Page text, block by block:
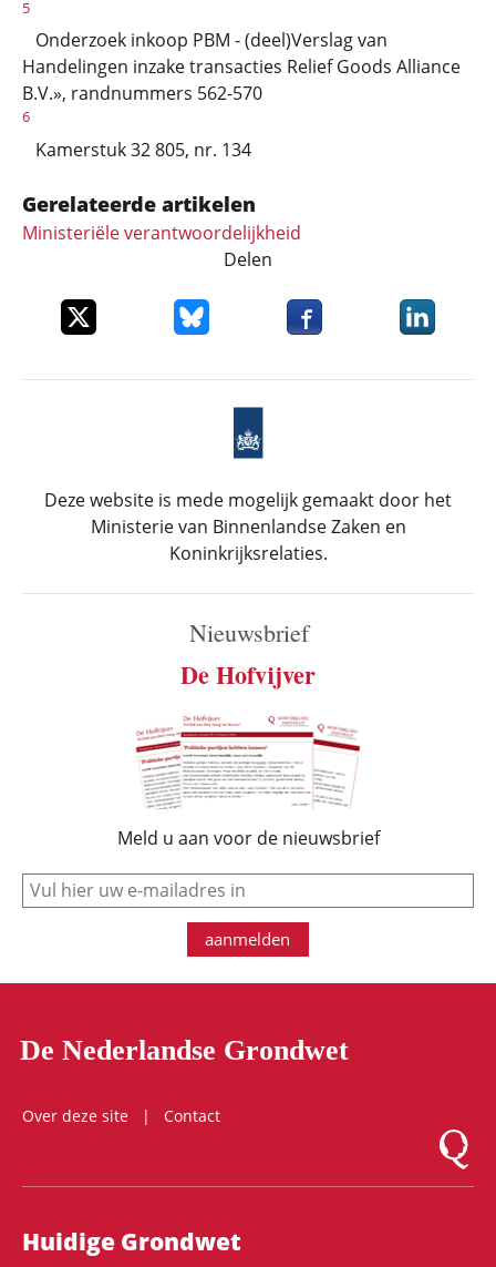
5
Onderzoek inkoop PBM - (deel)Verslag van
Handelingen inzake transacties Relief Goods Alliance
B.V.», randnummers 562-570
6
Kamerstuk 32 805, nr. 134
Gerelateerde artikelen
Ministeriële verantwoordelijkheid
Delen
Deel dit item op XDeel dit item op Bluesky
Deel dit item opDeel dit
Deze website is mede mogelijk gemaakt door het
Ministerie van Binnenlandse Zaken en
Koninkrijksrelaties.
Nieuwsbrief
De Hofvijver
Meld u aan voor de nieuwsbrief
e-mail
aanmelden
De Nederlandse Grondwet
Over deze site
Contact
Logo
Hoofdnavigatie
Huidige Grondwet